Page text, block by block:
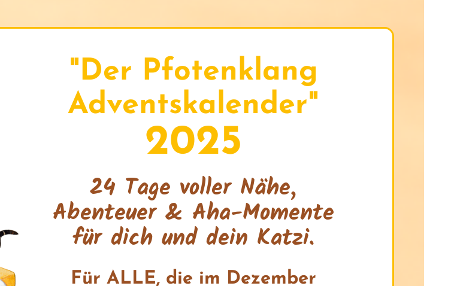
"Der Pfotenklang
Adventskalender"
2025
24 Tage voller Nähe,
Abenteuer & Aha-Momente
für dich und dein Katzi.
Für ALLE, die im Dezember